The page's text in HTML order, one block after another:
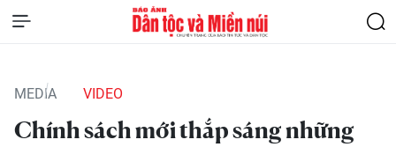
MEDIA VIDEO
Chính sách mới thắp sáng những